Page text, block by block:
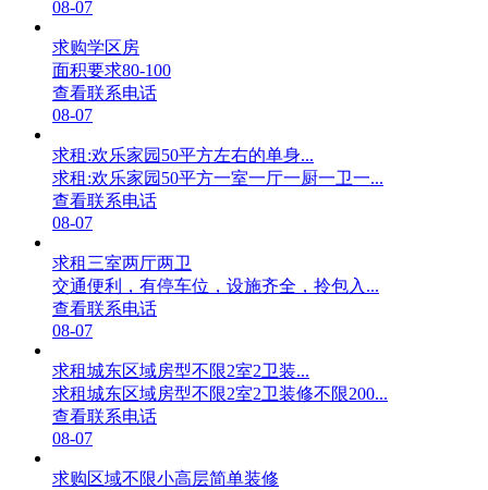
08-07
求购学区房
面积要求80-100
查看联系电话
08-07
求租:欢乐家园50平方左右的单身...
求租:欢乐家园50平方一室一厅一厨一卫一...
查看联系电话
08-07
求租三室两厅两卫
交通便利，有停车位，设施齐全，拎包入...
查看联系电话
08-07
求租城东区域房型不限2室2卫装...
求租城东区域房型不限2室2卫装修不限200...
查看联系电话
08-07
求购区域不限小高层简单装修